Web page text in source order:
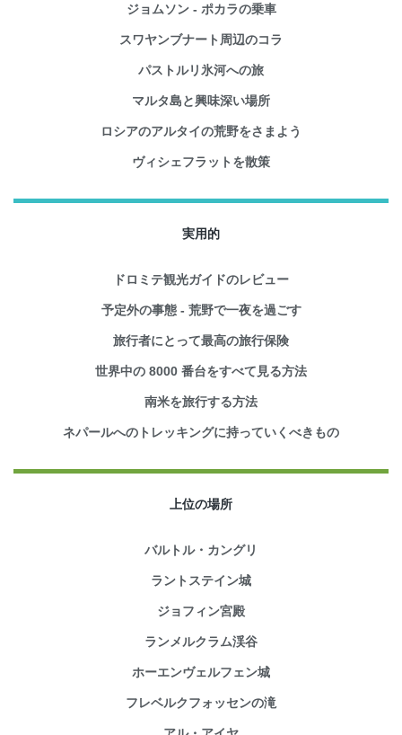
ジョムソン - ポカラの乗車
スワヤンブナート周辺のコラ
パストルリ氷河への旅
マルタ島と興味深い場所
ロシアのアルタイの荒野をさまよう
ヴィシェフラットを散策
実用的
ドロミテ観光ガイドのレビュー
予定外の事態 - 荒野で一夜を過ごす
旅行者にとって最高の旅行保険
世界中の 8000 番台をすべて見る方法
南米を旅行する方法
ネパールへのトレッキングに持っていくべきもの
上位の場所
バルトル・カングリ
ラントステイン城
ジョフィン宮殿
ランメルクラム渓谷
ホーエンヴェルフェン城
フレベルクフォッセンの滝